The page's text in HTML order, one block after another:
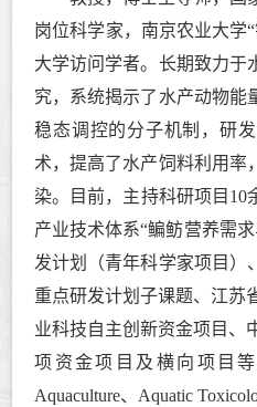
岗位科学家，南京农业大学“
大学访问学者。长期致力于
究，系统揭示了水产动物能
稳态调控的分子机制，研
术，提高了水产饲料利用率
染。目前，主持科研项目10
产业技术体系“鳊鲂营养需
发计划（青年科学家项目）
重点研发计划子课题、 江苏
业科技自主创新资金项目、
项资金项目及横向项目等
Aquaculture、 Aquatic